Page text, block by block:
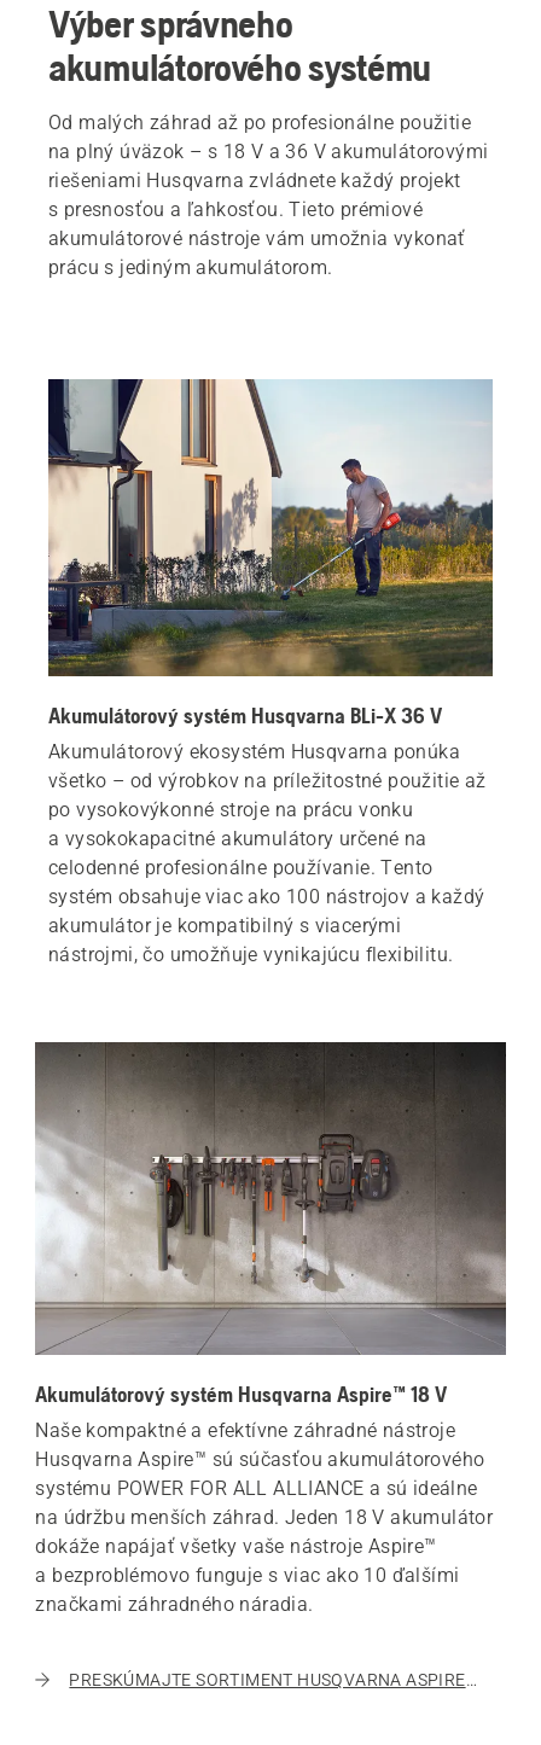
Je akumulátor tou správnou voľbou?
Akumulátorový systém Husqvarna BLi-X 36 V – produktové série
Často kladené otázky o akumulátoroch
Výber správneho
akumulátorového systému
Od malých záhrad až po profesionálne použitie
na plný úväzok – s 18 V a 36 V akumulátorovými
riešeniami Husqvarna zvládnete každý projekt
s presnosťou a ľahkosťou. Tieto prémiové
akumulátorové nástroje vám umožnia vykonať
prácu s jediným akumulátorom.
Akumulátorový systém Husqvarna BLi-X 36 V
Akumulátorový ekosystém Husqvarna ponúka
všetko – od výrobkov na príležitostné použitie až
po vysokovýkonné stroje na prácu vonku
a vysokokapacitné akumulátory určené na
celodenné profesionálne používanie. Tento
systém obsahuje viac ako 100 nástrojov a každý
akumulátor je kompatibilný s viacerými
nástrojmi, čo umožňuje vynikajúcu flexibilitu.
Akumulátorový systém Husqvarna Aspire™ 18 V
Naše kompaktné a efektívne záhradné nástroje
Husqvarna Aspire™ sú súčasťou akumulátorového
systému POWER FOR ALL ALLIANCE a sú ideálne
na údržbu menších záhrad. Jeden 18 V akumulátor
dokáže napájať všetky vaše nástroje Aspire™
a bezproblémovo funguje s viac ako 10 ďalšími
značkami záhradného náradia.
PRESKÚMAJTE SORTIMENT HUSQVARNA ASPIRE 18 V